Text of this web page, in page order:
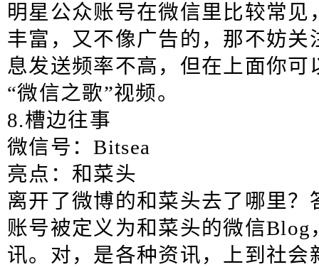
明星公众账号在微信里比较常
丰富，又不像广告的，那不妨
息发送频率不高，但在上面你
“微信之歌”视频。
8.槽边往事
微信号：Bitsea
亮点：和菜头
离开了微博的和菜头去了哪里
账号被定义为和菜头的微信
讯。对，是各种资讯，上到社